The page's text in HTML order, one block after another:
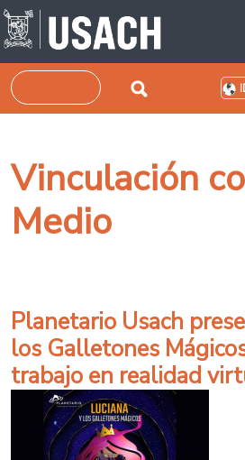
Pasar al contenido principal
Buscar
Vinculación
Medio
Planetario Usach
los Galletones
trabajo en realidad